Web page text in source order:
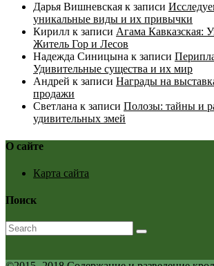
Дарья Вишневская к записи
уникальные виды и их привычки
Кирилл к записи Агама Кавказская:
Житель Гор и Лесов
Надежда Синицына к записи
Удивительные существа и их мир
Андрей к записи Награды на
продажи
Светлана к записи Полозы: тайны и
удивительных змей
О сайте
Карта сайта
Поиск